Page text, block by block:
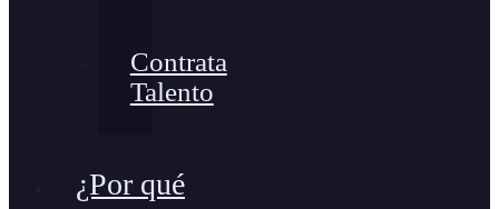
Contrata
Talento
¿Por qué